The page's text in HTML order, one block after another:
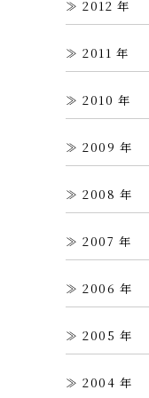
2012
2011
2010
2009
2008
2007
2006
2005
2004